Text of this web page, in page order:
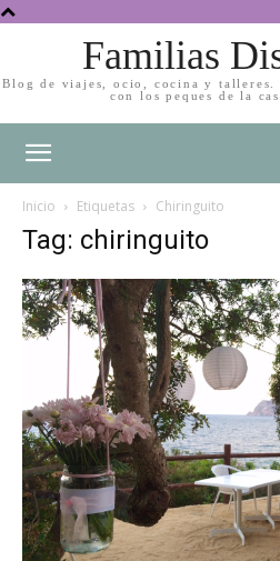
Familias
Blog de viajes, ocio, cocina y
con los peques de la
Inicio Etiquetas Chiringuito
Tag: chiringuito